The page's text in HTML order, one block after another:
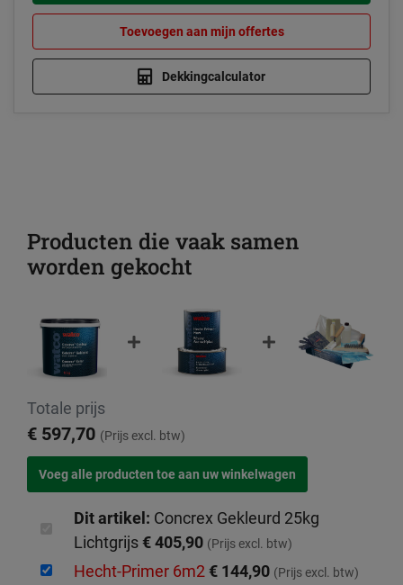
Toevoegen aan mijn offertes
Dekkingcalculator
Producten die vaak samen
worden gekocht
Totale prijs
€ 597,70 (Prijs excl. btw)
Dit artikel: Concrex Gekleurd 25kg
Lichtgrijs€ 405,90 (Prijs excl. btw)
Hecht-Primer 6m2€ 144,90 (Prijs excl. btw)